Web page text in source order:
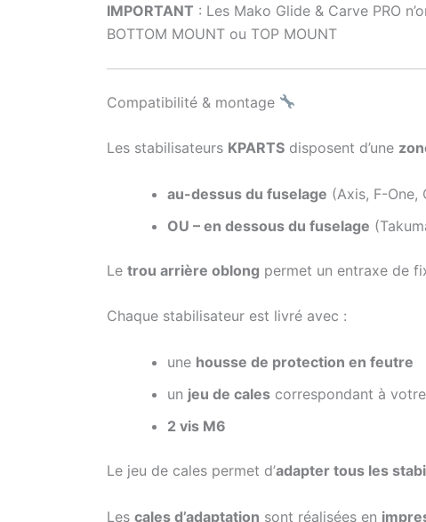
IMPORTANT : Les Mako Glide & Carve PRO
BOTTOM MOUNT ou TOP MOUNT
Compatibilité & montage
Les stabilisateurs KPARTS disposent d’une
au-dessus du fuselage (Axis, F-One,
OU – en dessous du fuselage
Le trou arrière oblong permet un entraxe de
Chaque stabilisateur est livré avec :
une housse de protection en feutre
un jeu de cales correspondant à
2 vis M6
Le jeu de cales permet d’adapter tous les
Les cales d’adaptation sont réalisées en